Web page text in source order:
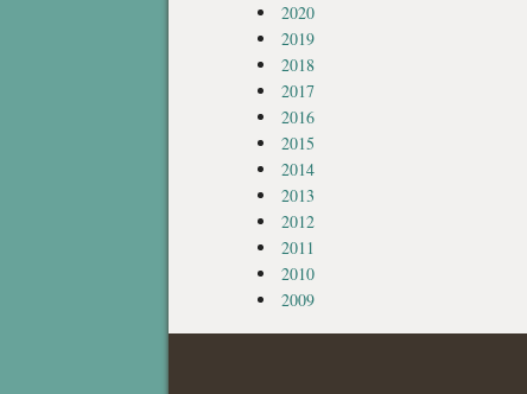
2020
2019
2018
2017
2016
2015
2014
2013
2012
2011
2010
2009